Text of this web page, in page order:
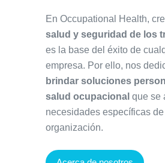
En Occupational Health,
salud y seguridad de los
es la base del éxito de
empresa. Por ello, nos
brindar soluciones
salud ocupacional que se
necesidades específicas
organización.